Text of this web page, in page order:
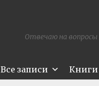
Отвечаю на вопросы
Все записи Книги